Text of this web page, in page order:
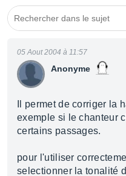
Anonyme
05 Aout 2004 à 11:57
Il permet de corriger la
exemple si le chanteur
certains passages.
pour l'utiliser
selectionner la tonalité